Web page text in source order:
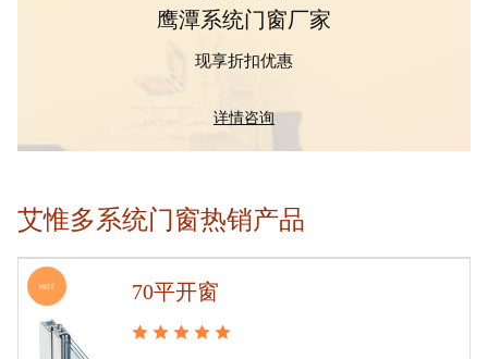
鹰潭系统门窗厂家
现享折扣优惠
详情咨询
艾惟多系统门窗热销产品
HOT 70平开窗